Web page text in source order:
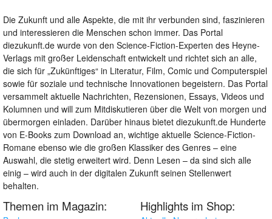
Die Zukunft und alle Aspekte, die mit ihr verbunden sind, faszinieren
und interessieren die Menschen schon immer. Das Portal
diezukunft.de wurde von den Science-Fiction-Experten des Heyne-
Verlags mit großer Leidenschaft entwickelt und richtet sich an alle,
die sich für „Zukünftiges“ in Literatur, Film, Comic und Computerspiel
sowie für soziale und technische Innovationen begeistern. Das Portal
versammelt aktuelle Nachrichten, Rezensionen, Essays, Videos und
Kolumnen und will zum Mitdiskutieren über die Welt von morgen und
übermorgen einladen. Darüber hinaus bietet diezukunft.de Hunderte
von E-Books zum Download an, wichtige aktuelle Science-Fiction-
Romane ebenso wie die großen Klassiker des Genres – eine
Auswahl, die stetig erweitert wird. Denn Lesen – da sind sich alle
einig – wird auch in der digitalen Zukunft seinen Stellenwert
behalten.
Themen im Magazin: Highlights im Shop: